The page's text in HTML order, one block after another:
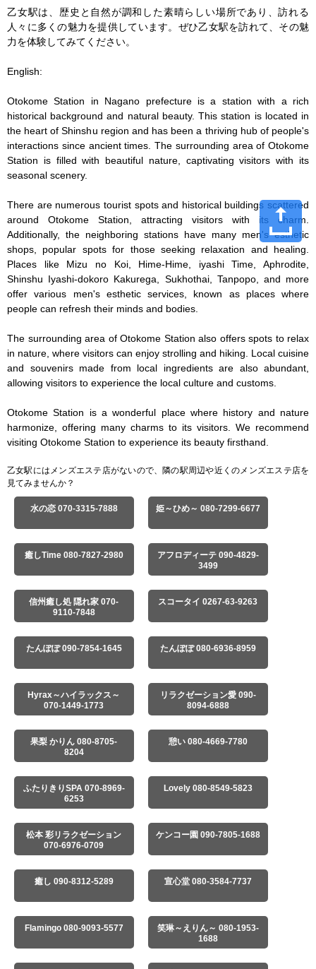
乙女駅は、歴史と自然が調和した素晴らしい場所であり、訪れる
人々に多くの魅力を提供しています。ぜひ乙女駅を訪れて、その魅
力を体験してみてください。
English:
Otokome Station in Nagano prefecture is a station with a rich
historical background and natural beauty. This station is located in
the heart of Shinshu region and has been a thriving hub of people's
interactions since ancient times. The surrounding area of Otokome
Station is filled with beautiful nature, captivating visitors with its
seasonal scenery.
There are numerous tourist spots and historical buildings scattered
around Otokome Station, attracting visitors with its charm.
Additionally, the neighboring stations have many men's esthetic
shops, popular spots for those seeking relaxation and healing.
Places like Mizu no Koi, Hime-Hime, iyashi Time, Aphrodite,
Shinshu Iyashi-dokoro Kakurega, Sukhothai, Tanpopo, and more
offer various men's esthetic services, known as places where
people can refresh their minds and bodies.
The surrounding area of Otokome Station also offers spots to relax
in nature, where visitors can enjoy strolling and hiking. Local cuisine
and souvenirs made from local ingredients are also abundant,
allowing visitors to experience the local culture and customs.
Otokome Station is a wonderful place where history and nature
harmonize, offering many charms to its visitors. We recommend
visiting Otokome Station to experience its beauty firsthand.
乙女駅にはメンズエステ店がないので、隣の駅周辺や近くのメンズエステ店を
見てみませんか？
水の恋 070-3315-7888 姫～ひめ～ 080-7299-6677
癒しTime 080-7827-2980
アフロディーテ 090-4829-
3499
信州癒し処 隠れ家 070-
9110-7848
スコータイ 0267-63-9263
たんぽぽ 090-7854-1645 たんぽぽ 080-6936-8959
Hyrax～ハイラックス～
070-1449-1773
リラクゼーション愛 090-
8094-6888
果梨 かりん 080-8705-
8204
憩い 080-4669-7780
ふたりきりSPA 070-8969-
6253
Lovely 080-8549-5823
松本 彩リラクゼーション
070-6976-0709
ケンコー園 090-7805-1688
癒し 090-8312-5289 宣心堂 080-3584-7737
Flamingo 080-9093-5577
笑琳～えりん～ 080-1953-
1688